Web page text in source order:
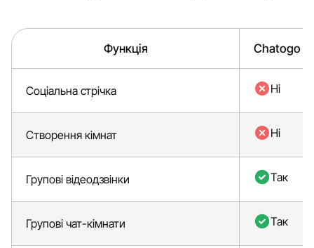
Функція Chatogo
Соціальна стрічка Ні
Створення кімнат Ні
Групові відеодзвінки Так
Групові чат-кімнати Так